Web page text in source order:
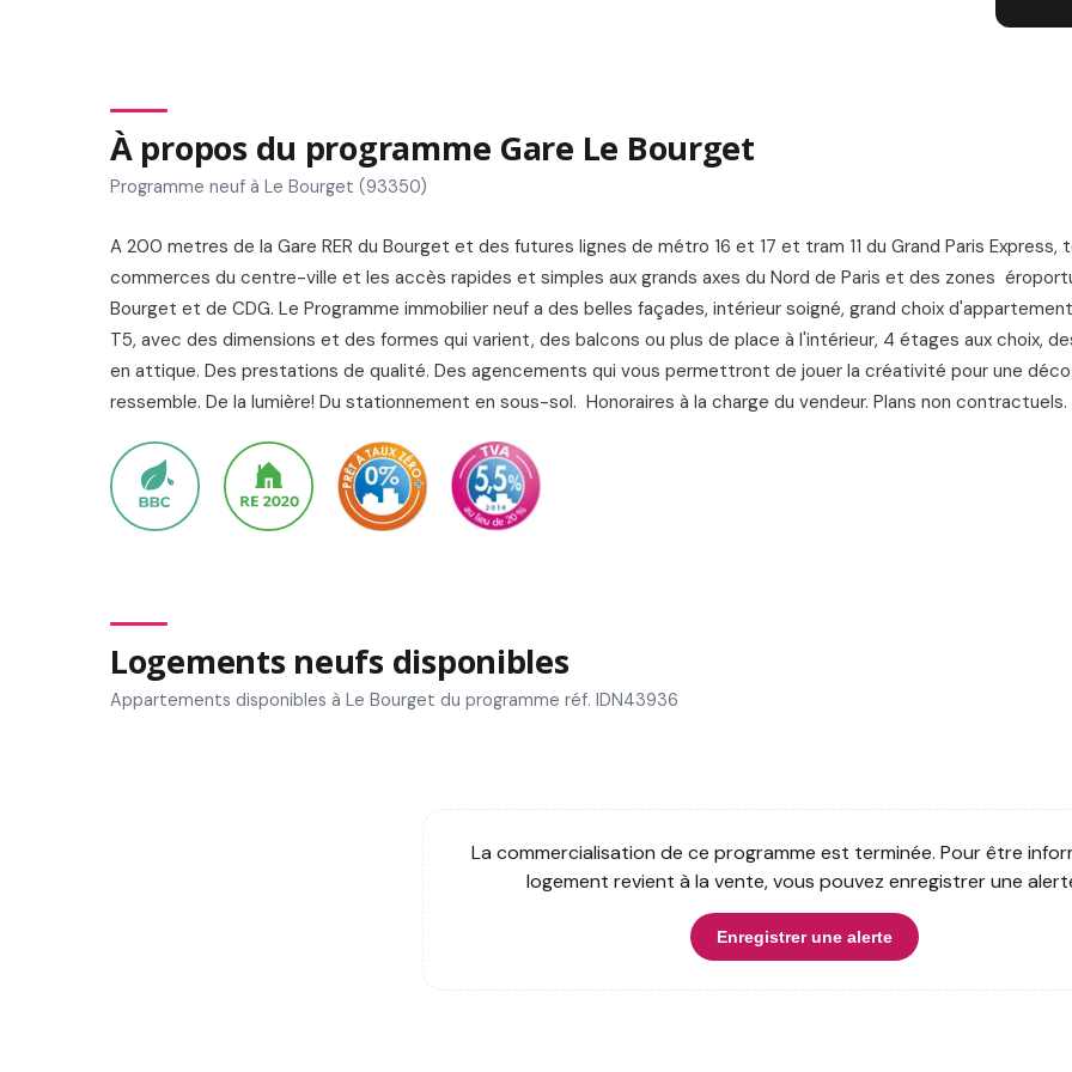
À propos du programme Gare Le Bourget
Programme neuf à Le Bourget (93350)
A 200 metres de la Gare RER du Bourget et des futures lignes de métro 16 et 17 et tram 11 du Grand Paris Express,
commerces du centre-ville et les accès rapides et simples aux grands axes du Nord de Paris et des zones
Bourget et de CDG. Le Programme immobilier neuf a des belles façades, intérieur soigné, grand choix
T5, avec des dimensions et des formes qui varient, des balcons ou plus de place à l'intérieur, 4 étages aux choix,
en attique. Des prestations de qualité. Des agencements qui vous permettront de jouer la créativité pour une
ressemble. De la lumière! Du stationnement en sous-sol. Honoraires à la charge du vendeur. Plans non contractuels.
Logements neufs disponibles
Appartements disponibles à Le Bourget du programme réf. IDN43936
La commercialisation de ce programme est terminée. Pour être
logement revient à la vente, vous pouvez enregistrer une
Enregistrer une alerte